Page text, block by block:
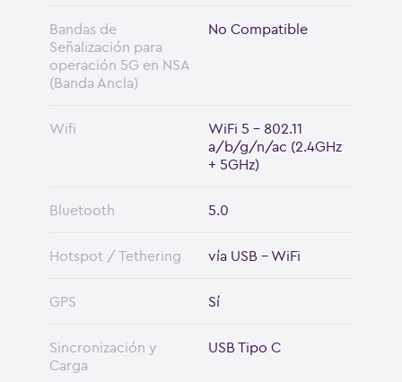
Bandas de
Señalización para
operación 5G en NSA
(Banda Ancla)
No Compatible
Wifi
WiFi 5 - 802.11
a/b/g/n/ac (2.4GHz
+ 5GHz)
Bluetooth 5.0
Hotspot / Tethering vía USB - WiFi
GPS Sí
Sincronización y
Carga
USB Tipo C